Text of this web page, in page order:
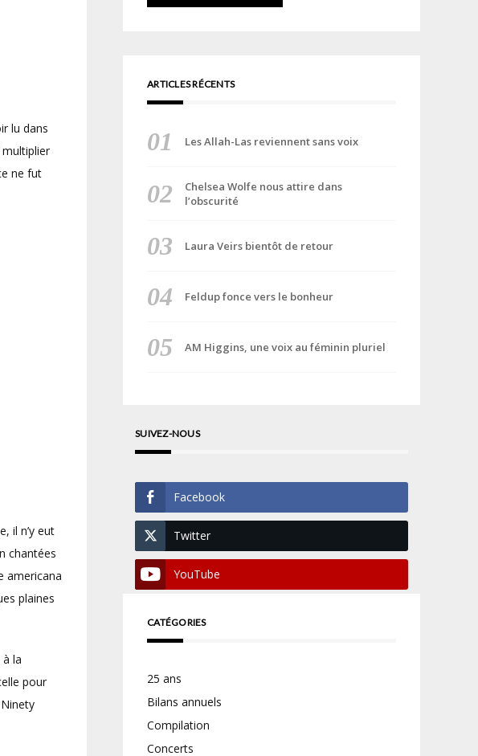
lu dans
multiplier
ne fut
il n’y eut
chantées
americana
plaines
la
pour
ARTICLES RÉCENTS
Les Allah-Las reviennent sans voix
Chelsea Wolfe nous attire dans
l’obscurité
Laura Veirs bientôt de retour
Feldup fonce vers le bonheur
AM Higgins, une voix au féminin pluriel
SUIVEZ-NOUS
Facebook
Twitter
YouTube
CATÉGORIES
25 ans
Bilans annuels
Compilation
Concerts